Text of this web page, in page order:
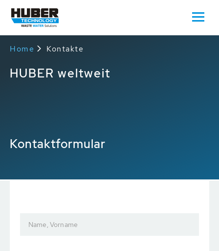
Home Kontakte
HUBER weltweit
Kontaktformular
Name, Vorname